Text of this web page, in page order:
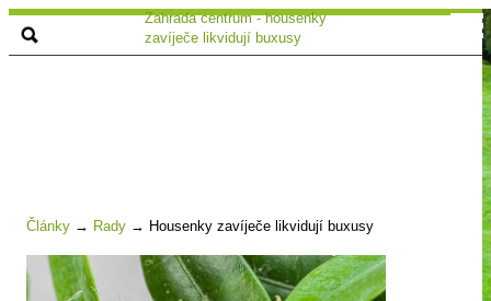
Zahrada centrum - housenky
zavíječe likvidují buxusy
Články → Rady → Housenky zavíječe likvidují buxusy